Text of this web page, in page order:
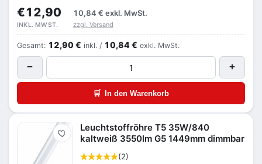
€12,90 10,84 € exkl. MwSt.
INKL. MWST. zzgl. Versand
Gesamt: 12,90 € inkl. / 10,84 € exkl. MwSt.
− +
🛒 In den Warenkorb
Merken
Leuchtstoffröhre T5 35W/840
kaltweiß 3550lm G5 1449mm dimmbar
(2)